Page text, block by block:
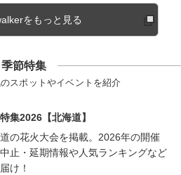
をもっと見る
季節特集
スポットやイベントを紹介
集2026【北海道】
の花火大会を掲載。2026年の開催
止・延期情報や人気ランキングなど
け！